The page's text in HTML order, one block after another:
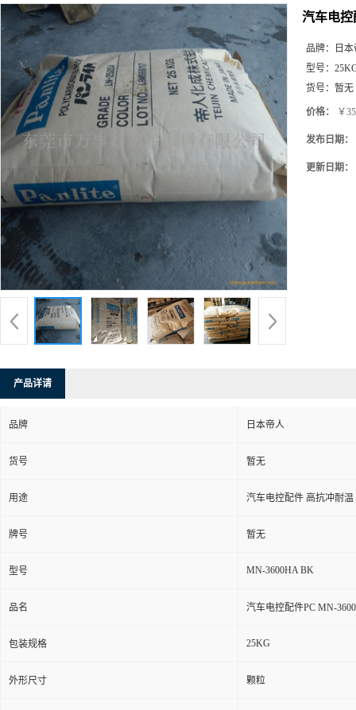
汽车电控
品牌：
日
型号：
货号： 暂无
价格： ￥
发布日期：
更新日期：
产品详请
品牌 日本帝人
货号 暂无
用途 汽车电控配件 高抗冲耐温
牌号 暂无
型号 MN-3600HA BK
品名 汽车电控配件PC MN-
包装规格 25KG
外形尺寸 颗粒